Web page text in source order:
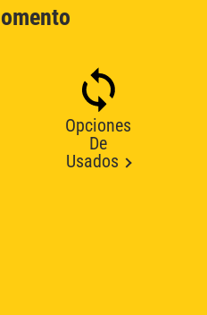
Opciones
De
Usados